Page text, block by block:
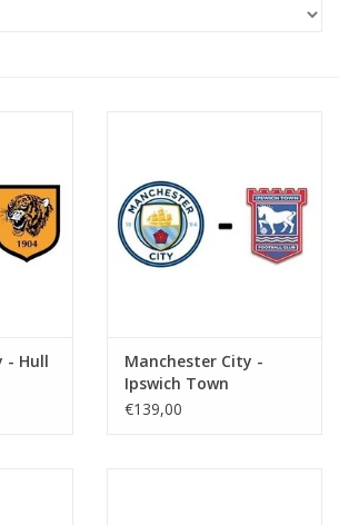
- Hull
Manchester City -
Ipswich Town
€139,00